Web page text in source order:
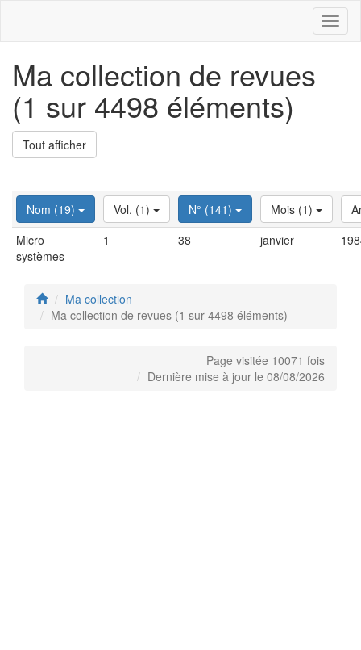
Ma collection de revues
(1 sur 4498 éléments)
Tout afficher
Nom (19) Vol. (1) N° (141) Mois (1)
Micro
systèmes
1 38 janvier
Ma collection
Ma collection de revues (1 sur 4498 éléments)
Page visitée 10071 fois
Dernière mise à jour le 08/08/2026